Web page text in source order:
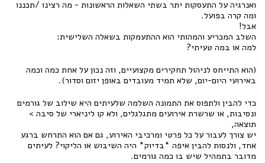
ואנרגיה על התעסקות יתר בשתי השאלות הראשונות - מה רצינו /תכננו
ומה קרה בפועל.
אבל!
השלב המכריע והמהותי הוא ההתעמקות בשאלה השלישית:
למה או במה טעיתי?
(הוא התייחס לניהול תחקירים מקצועיים, וזה נכון על אחת כמה וכמה
באירועי היום-יום, שלא תמיד מעובדים באופן יזום וסדור).
כדי להבין ולתפוס את התמונה השלמה שלעיתים היא שילוב של גורמים
ונסיבות, או שרשרת אירועים מתגלגלים, ולא קו ליניארי של סיבה >
תוצאה,
יש צורך לעבור על כל פרטי ומרכיבי האירוע, גם אם הוא התרחש ברגע
אחד, ולנסות להבין איפה *בדיוק* היה השיבוש או הליקוי? לעיתים
מדובר בתמהיל שיש בו כמה גורמים.